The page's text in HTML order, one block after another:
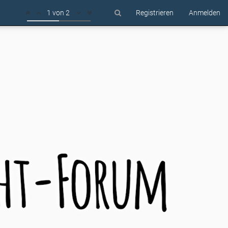
Registrieren Anmelden
1 von 2